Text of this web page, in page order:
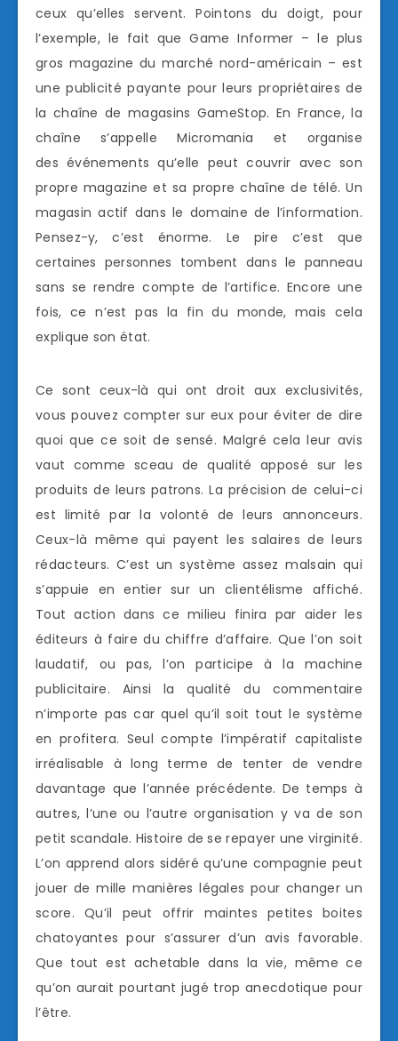
ceux qu’elles servent. Pointons du doigt, pour
l’exemple, le fait que Game Informer – le plus
gros magazine du marché nord-américain – est
une publicité payante pour leurs propriétaires de
la chaîne de magasins GameStop. En France, la
chaîne s’appelle Micromania et organise
des événements qu’elle peut couvrir avec son
propre magazine et sa propre chaîne de télé. Un
magasin actif dans le domaine de l’information.
Pensez-y, c’est énorme. Le pire c’est que
certaines personnes tombent dans le panneau
sans se rendre compte de l’artifice. Encore une
fois, ce n’est pas la fin du monde, mais cela
explique son état.
Ce sont ceux-là qui ont droit aux exclusivités,
vous pouvez compter sur eux pour éviter de dire
quoi que ce soit de sensé. Malgré cela leur avis
vaut comme sceau de qualité apposé sur les
produits de leurs patrons. La précision de celui-ci
est limité par la volonté de leurs annonceurs.
Ceux-là même qui payent les salaires de leurs
rédacteurs. C’est un système assez malsain qui
s’appuie en entier sur un clientélisme affiché.
Tout action dans ce milieu finira par aider les
éditeurs à faire du chiffre d’affaire. Que l’on soit
laudatif, ou pas, l’on participe à la machine
publicitaire. Ainsi la qualité du commentaire
n’importe pas car quel qu’il soit tout le système
en profitera. Seul compte l’impératif capitaliste
irréalisable à long terme de tenter de vendre
davantage que l’année précédente. De temps à
autres, l’une ou l’autre organisation y va de son
petit scandale. Histoire de se repayer une virginité.
L’on apprend alors sidéré qu’une compagnie peut
jouer de mille manières légales pour changer un
score. Qu’il peut offrir maintes petites boites
chatoyantes pour s’assurer d’un avis favorable.
Que tout est achetable dans la vie, même ce
qu’on aurait pourtant jugé trop anecdotique pour
l’être.